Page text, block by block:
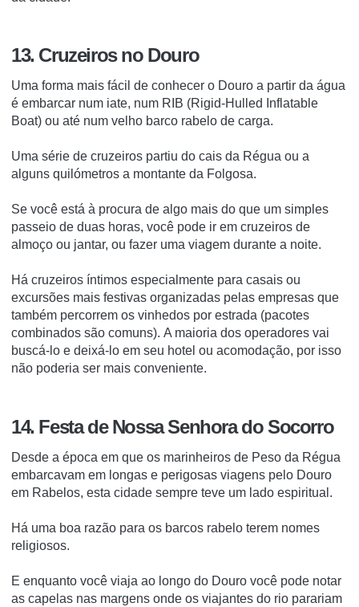
13. Cruzeiros no Douro
Uma forma mais fácil de conhecer o Douro a partir da água
é embarcar num iate, num RIB (Rigid-Hulled Inflatable
Boat) ou até num velho barco rabelo de carga.
Uma série de cruzeiros partiu do cais da Régua ou a
alguns quilómetros a montante da Folgosa.
Se você está à procura de algo mais do que um simples
passeio de duas horas, você pode ir em cruzeiros de
almoço ou jantar, ou fazer uma viagem durante a noite.
Há cruzeiros íntimos especialmente para casais ou
excursões mais festivas organizadas pelas empresas que
também percorrem os vinhedos por estrada (pacotes
combinados são comuns). A maioria dos operadores vai
buscá-lo e deixá-lo em seu hotel ou acomodação, por isso
não poderia ser mais conveniente.
14. Festa de Nossa Senhora do Socorro
Desde a época em que os marinheiros de Peso da Régua
embarcavam em longas e perigosas viagens pelo Douro
em Rabelos, esta cidade sempre teve um lado espiritual.
Há uma boa razão para os barcos rabelo terem nomes
religiosos.
E enquanto você viaja ao longo do Douro você pode notar
as capelas nas margens onde os viajantes do rio parariam